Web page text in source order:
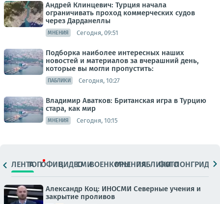
Андрей Клинцевич: Турция начала
ограничивать проход коммерческих судов
через Дарданеллы
МНЕНИЯ Сегодня, 09:51
Подборка наиболее интересных наших
новостей и материалов за вчерашний день,
которые вы могли пропустить:
ПАБЛИКИ Сегодня, 10:27
Владимир Аватков: Британская игра в Турцию
стара, как мир
МНЕНИЯ Сегодня, 10:15
ЛЕНТАТОПОФИЦ.ВИДЕОСМИВОЕНКОРЫМНЕНИЯПАБЛИКИ
ФОТОЛОНГРИДЫ
Александр Коц: ИНОСМИ Северные учения и
закрытие проливов